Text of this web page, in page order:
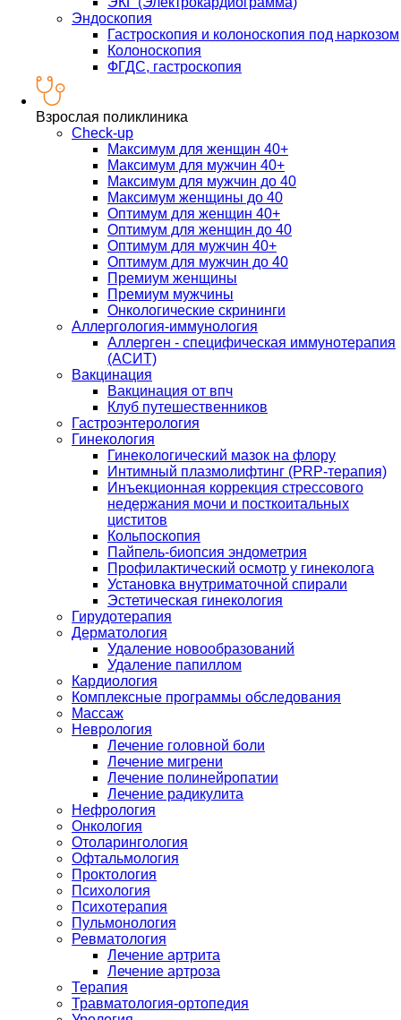
Эндоскопия
Гастроскопия и колоноскопия под наркозом
Колоноскопия
ФГДС, гастроскопия
Взрослая поликлиника
Check-up
Максимум для женщин 40+
Максимум для мужчин 40+
Максимум для мужчин до 40
Максимум женщины до 40
Оптимум для женщин 40+
Оптимум для женщин до 40
Оптимум для мужчин 40+
Оптимум для мужчин до 40
Премиум женщины
Премиум мужчины
Онкологические скрининги
Аллергология-иммунология
Аллерген - специфическая иммунотерапия
(АСИТ)
Вакцинация
Вакцинация от впч
Клуб путешественников
Гастроэнтерология
Гинекология
Гинекологический мазок на флору
Интимный плазмолифтинг (PRP-терапия)
Инъекционная коррекция стрессового
недержания мочи и посткоитальных
циститов
Кольпоскопия
Пайпель-биопсия эндометрия
Профилактический осмотр у гинеколога
Установка внутриматочной спирали
Эстетическая гинекология
Гирудотерапия
Дерматология
Удаление новообразований
Удаление папиллом
Кардиология
Комплексные программы обследования
Массаж
Неврология
Лечение головной боли
Лечение мигрени
Лечение полинейропатии
Лечение радикулита
Нефрология
Онкология
Отоларингология
Офтальмология
Проктология
Психология
Психотерапия
Пульмонология
Ревматология
Лечение артрита
Лечение артроза
Терапия
Травматология-ортопедия